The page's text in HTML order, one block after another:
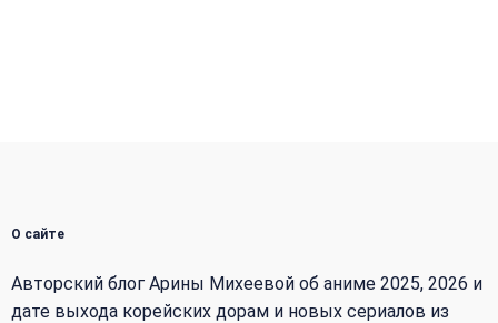
О сайте
Авторский блог Арины Михеевой об аниме 2025, 2026 и
дате выхода корейских дорам и новых сериалов из